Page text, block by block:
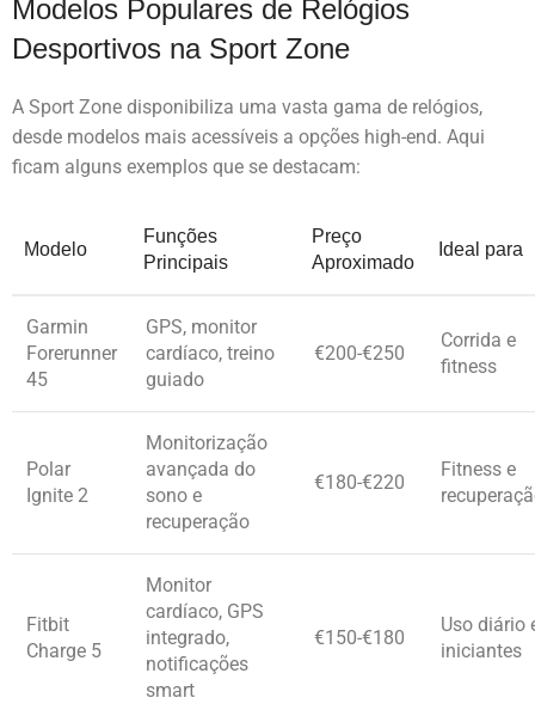
Modelos Populares de Relógios
Desportivos na Sport Zone
A Sport Zone disponibiliza uma vasta gama de relógios,
desde modelos mais acessíveis a opções high-end. Aqui
ficam alguns exemplos que se destacam:
Modelo
Funções
Principais
Preço
Aproximado
Ideal para
Garmin
Forerunner
45
GPS, monitor
cardíaco, treino
guiado
€200-€250
Corrida e
fitness
Polar
Ignite 2
Monitorização
avançada do
sono e
recuperação
€180-€220
Fitness e
Fitbit
Charge 5
Monitor
cardíaco, GPS
integrado,
notificações
smart
€150-€180
Uso diário
iniciantes